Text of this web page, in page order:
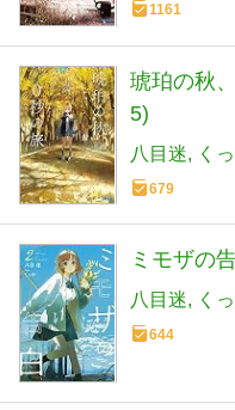
1161
琥珀の秋
5)
八目迷 く
679
ミモザの
八目迷 く
644